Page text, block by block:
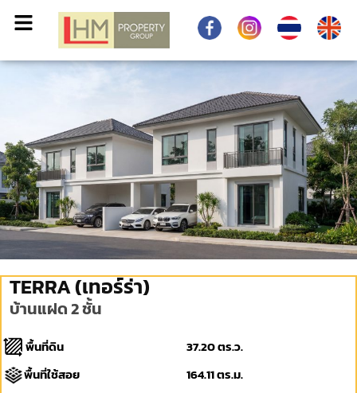
TERRA (เทอร์ร่า)
บ้านแฝด 2 ชั้น
พื้นที่ดิน
37.20 ตร.ว.
พื้นที่ใช้สอย
164.11 ตร.ม.